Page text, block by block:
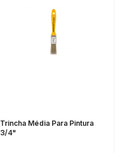
Trincha Média Para Pintura
3/4"